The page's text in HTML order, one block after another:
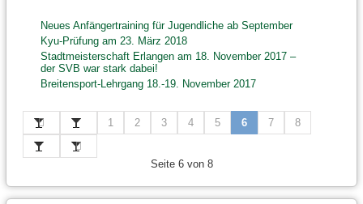
Neues Anfängertraining für Jugendliche ab September
Kyu-Prüfung am 23. März 2018
Stadtmeisterschaft Erlangen am 18. November 2017 –
der SVB war stark dabei!
Breitensport-Lehrgang 18.-19. November 2017
Seite 6 von 8
1 2 3 4 5 6 7 8